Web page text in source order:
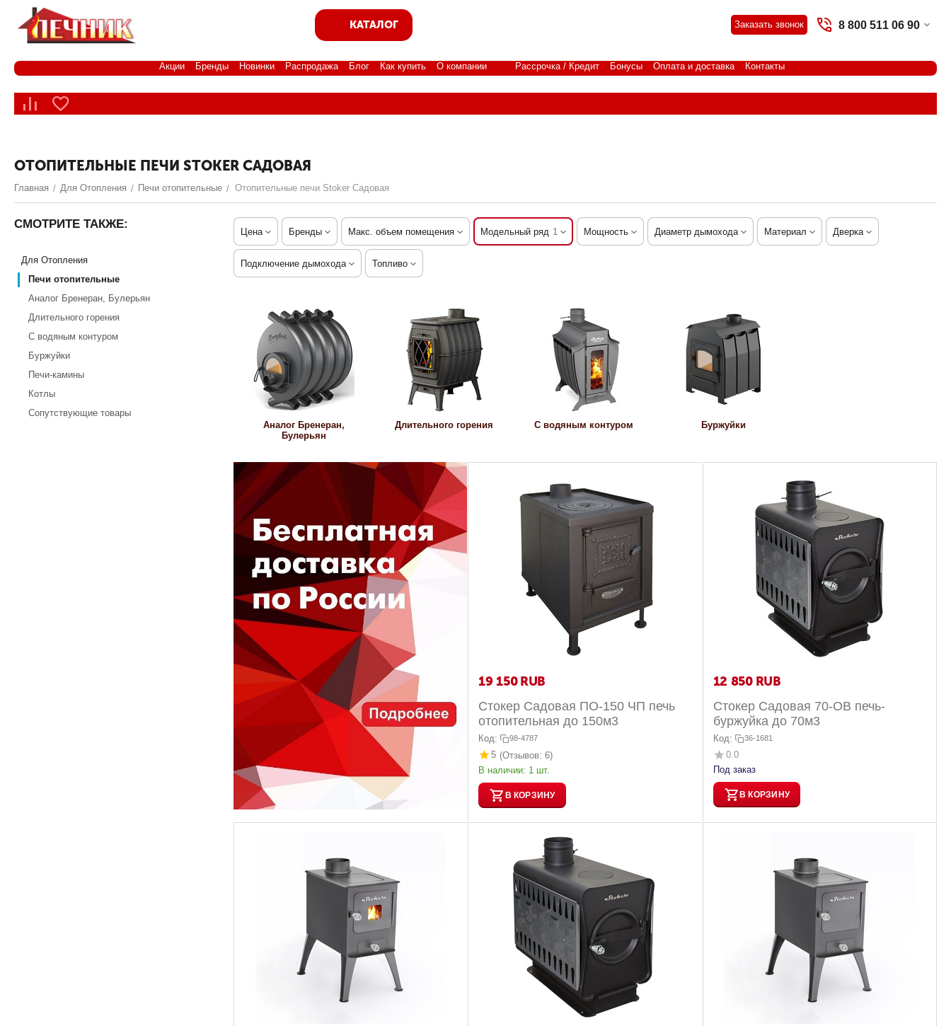
КАТАЛОГ Заказать звонок 8 800 511 06 90
Акции Бренды Новинки Распродажа Блог Как купить О компании Рассрочка / Кредит Бонусы Оплата и доставка Контакты
ОТОПИТЕЛЬНЫЕ ПЕЧИ STOKER САДОВАЯ
Главная / Для Отопления / Печи отопительные / Отопительные печи Stoker Садовая
Цена Бренды Макс. объем помещения Модельный ряд 1 Мощность Диаметр дымохода Материал Дверка
Подключение дымохода Топливо
Аналог Бренеран,
Булерьян
Длительного горения С водяным контуром Буржуйки
19 150 RUB
Стокер Садовая ПО-150 ЧП печь
отопительная до 150м3
Код: 98-4787
5 (Отзывов: 6)
В наличии: 1 шт.
В КОРЗИНУ
12 850 RUB
Стокер Садовая 70-ОВ печь-
буржуйка до 70м3
Код: 36-1681
0.0
Под заказ
В КОРЗИНУ
СМОТРИТЕ ТАКЖЕ:
Для Отопления
Печи отопительные
Аналог Бренеран, Булерьян
Длительного горения
С водяным контуром
Буржуйки
Печи-камины
Котлы
Сопутствующие товары